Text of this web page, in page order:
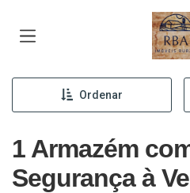
Ordenar
1 Armazém
Segurança à